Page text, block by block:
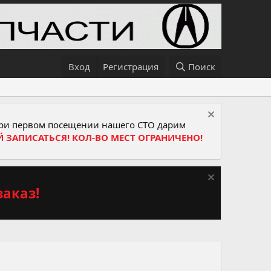
Вход Регистрация Поиск
первом посещении нашего СТО дарим
ЗАПИСАТЬСЯ! КОЛ-ВО МЕСТ ОГРАНИЧЕНО!